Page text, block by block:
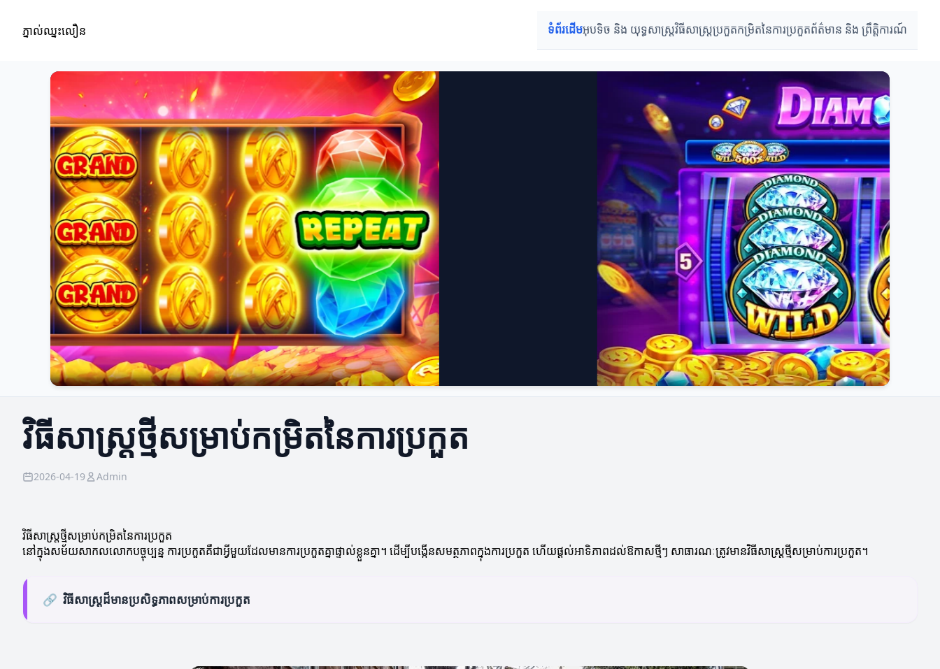
ភ្នាល់ឈ្នះលឿន ទំព័រដើមអុបទិច និង យុទ្ធសាស្ត្រវិធីសាស្ត្រប្រកួតកម្រិតនៃការប្រកួតព័ត៌មាន និង ព្រឹត្តិការណ៍
វិធីសាស្ត្រថ្មីសម្រាប់កម្រិតនៃការប្រកួត
2026-04-19 Admin
វិធីសាស្ត្រថ្មីសម្រាប់កម្រិតនៃការប្រកួត
នៅក្នុងសម័យសាកលលោកបច្ចុប្បន្ន ការប្រកួតគឺជាអ្វីមួយដែលមានការប្រកួតគ្នាផ្ទាល់ខ្លួនគ្នា។ ដើម្បីបង្កើនសមត្ថភាពក្នុងការប្រកួត ហើយផ្តល់អាទិភាពដល់ឱកាសថ្មីៗ សាធារណៈត្រូវមានវិធីសាស្ត្រថ្មីសម្រាប់ការប្រកួត។
🔗 វិធីសាស្ត្រដ៏មានប្រសិទ្ធភាពសម្រាប់ការប្រកួត